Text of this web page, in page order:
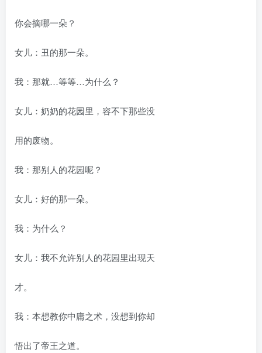
你会摘哪一朵？
女儿：丑的那一朵。
我：那就…等等…为什么？
女儿：奶奶的花园里，容不下那些没
用的废物。
我：那别人的花园呢？
女儿：好的那一朵。
我：为什么？
女儿：我不允许别人的花园里出现天
才。
我：本想教你中庸之术，没想到你却
悟出了帝王之道。